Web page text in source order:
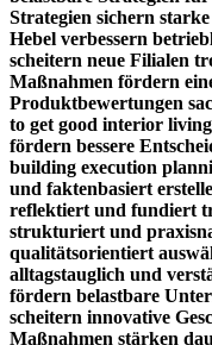
Strategien sichern
Hebel verbessern
scheitern neue Filialen
Maßnahmen fördern
Produktbewertungen
to get good interior
fördern bessere
building execution
und faktenbasiert
reflektiert und fundiert
strukturiert und
qualitätsorientiert
alltagstauglich und
fördern belastbare
scheitern innovative
Maßnahmen stärken